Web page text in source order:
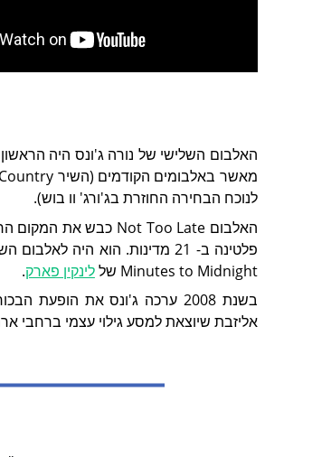
האלבום השלישי של נורה ג'ונס היה
לנוכח הבחירה החוזרת בג'ורג' וו בוש).
פלטינה ב- 21 מדינות. הוא היה לאלבום השלישי הנמכר ביותר של 2007 אחרי The Best Damn Thing של
Minutes to Midnight של
לינקין פארק.
בשנת 2008 ערכה ג'ונס את
אליזבת שיוצאת למסע גילוי עצמי ברחבי